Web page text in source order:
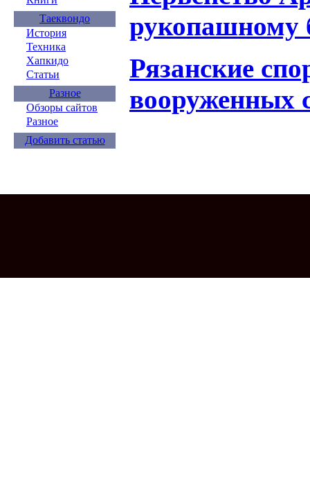
Таеквондо
История
Техника
Хапкидо
Статьи
Разное
Обзоры сайтов
Разное
Добавить статью
рукопашному
Рязанские
вооруженных